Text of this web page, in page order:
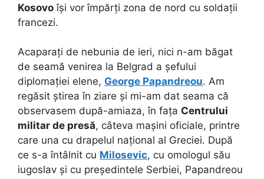
Kosovo își vor împărți zona de nord cu soldații
francezi.
Acaparați de nebunia de ieri, nici n-am băgat
de seamă venirea la Belgrad a șefului
diplomației elene, George Papandreou. Am
regăsit știrea în ziare și mi-am dat seama că
observasem după-amiaza, în fața Centrului
militar de presă, câteva mașini oficiale, printre
care una cu drapelul național al Greciei. După
ce s-a întâlnit cu Milosevic, cu omologul său
iugoslav și cu președintele Serbiei, Papandreou